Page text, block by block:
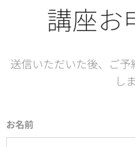
講座お
送信いただいた後、ご
し
お名前